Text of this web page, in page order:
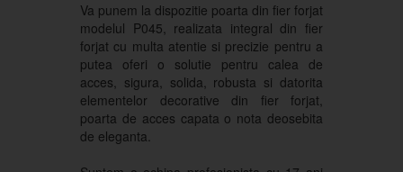
Va punem la dispozitie poarta din fier forjat
modelul P045, realizata integral din fier
forjat cu multa atentie si precizie pentru a
putea oferi o solutie pentru calea de
acces, sigura, solida, robusta si datorita
elementelor decorative din fier forjat,
poarta de acces capata o nota deosebita
de eleganta.